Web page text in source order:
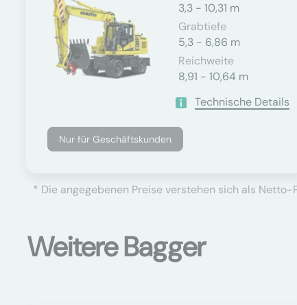
3,3 - 10,31 m
Grabtiefe
5,3 - 6,86 m
Reichweite
8,91 - 10,64 m
Technische Details
Nur für Geschäftskunden
* Die angegebenen Preise verstehen sich als
Weitere Bagger